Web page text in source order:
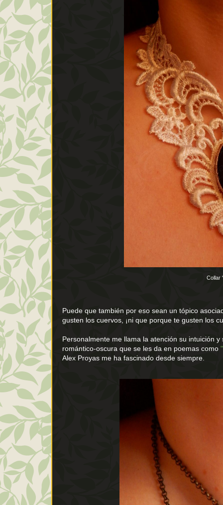
Collar
Puede que también por eso sean un tópico
gusten los cuervos, ¡ni que porque te gusten los
Personalmente me llama la atención su intuición
romántico-oscura que se les da en poemas como
Alex Proyas me ha fascinado desde siempre.